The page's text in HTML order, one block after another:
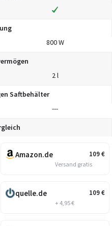
800 W
2 l
Saftbehälter
---
109€
Amazon.de
Versand gratis
109€
quelle.de
+ 4,95 €